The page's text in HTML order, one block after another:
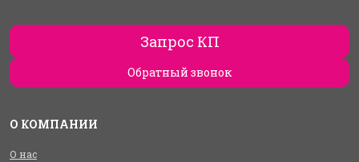
Запрос КП
Обратный звонок
О КОМПАНИИ
О нас